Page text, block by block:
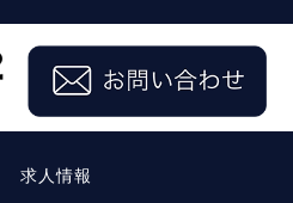
求人情報